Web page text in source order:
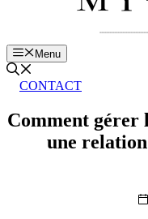
Menu
CONTACT
Comment gérer
une